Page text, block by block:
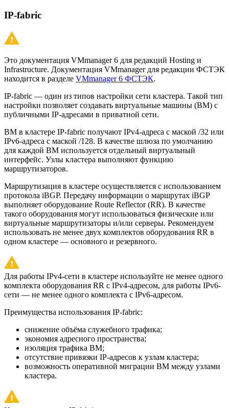
IP-fabric
Это документация VMmanager 6 для редакций Hosting и
Infrastructure. Документация VMmanager для редакции ФСТЭК
находится в разделе VMmanager 6 ФСТЭК.
IP-fabric — один из типов настройки сети кластера. Такой тип
настройки позволяет создавать виртуальные машины (ВМ) с
публичными IP-адресами в приватной сети.
ВМ в кластере IP-fabric получают IPv4-адреса с маской /32 или
IPv6-адреса с маской /128. В качестве шлюза по умолчанию
для каждой ВМ используется отдельный виртуальный
интерфейс. Узлы кластера выполняют функцию
маршрутизаторов.
Маршрутизация в кластере осуществляется с использованием
протокола iBGP. Передачу информации о маршрутах iBGP
выполняет оборудование Route Reflector (RR). В качестве
такого оборудования могут использоваться физические или
виртуальные маршрутизаторы и/или серверы. Рекомендуем
использовать не менее двух комплектов оборудования RR в
одном кластере — основного и резервного.
Для работы IPv4-сети в кластере используйте не менее одного
комплекта оборудования RR с IPv4-адресом, для работы IPv6-
сети — не менее одного комплекта с IPv6-адресом.
Преимущества использования IP-fabric:
снижение объёма служебного трафика;
экономия адресного пространства;
изоляция трафика ВМ;
отсутствие привязки IP-адресов к узлам кластера;
возможность оперативной миграции ВМ между узлами
кластера.